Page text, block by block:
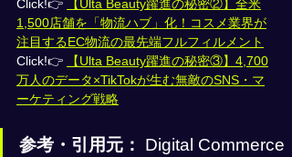
Click!👉
【Ulta Beauty躍進の秘密②】全米
1,500店舗を「物流ハブ」化！コスメ業界が
注目するEC物流の最先端フルフィルメント
Click!👉
【Ulta Beauty躍進の秘密③】4,700
万人のデータ×TikTokが生む無敵のSNS・マ
ーケティング戦略
参考・引用元：
Digital Commerce